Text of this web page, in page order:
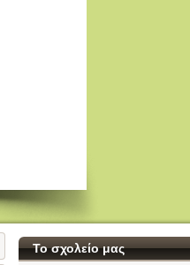
Το σχολείο μας